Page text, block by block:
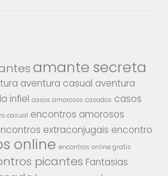
amante secreta
aventura casual aventura
infiel casos amorosos casados casos
casual encontros amorosos
extraconjugais encontro
online encontros online gratis
picantes Fantasias